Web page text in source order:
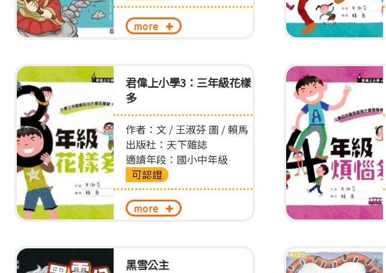
more
君偉上小學3：三年級花樣
多
作者：文 / 王淑芬 圖 / 賴馬
出版社：天下雜誌
適讀年段：國小中年級
可認證
more
黑雪公主